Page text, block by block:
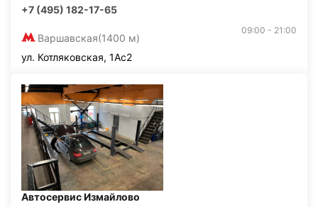
+7 (495) 182-17-65
Варшавская(1400 м)
09:00 - 21:00
ул. Котляковская, 1Ас2
Автосервис Измайлово